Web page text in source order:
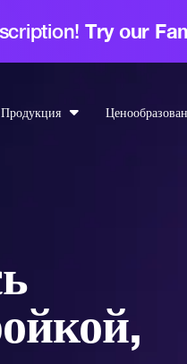
Try our
Продукция